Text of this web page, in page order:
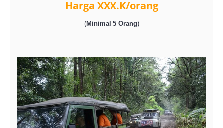
Harga XXX.K/orang
(Minimal 5 Orang)